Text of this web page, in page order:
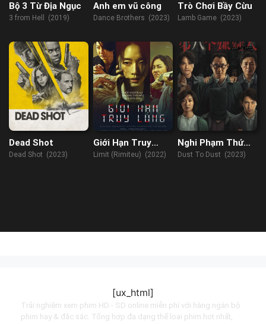
Bộ 3 Từ Địa Ngục
3 from Hell (2019)
Anh em vũ công
Dance Brothers (2023)
Trò Chơi Bầy Cừu
Lamb Game (2023)
Dead Shot
Dead Shot (2023)
Giới Hạn Truy
Lùng
Limit (Rimiteu) (2022)
Nghi Phạm Thứ
Tám
Dust To Dust (2023)